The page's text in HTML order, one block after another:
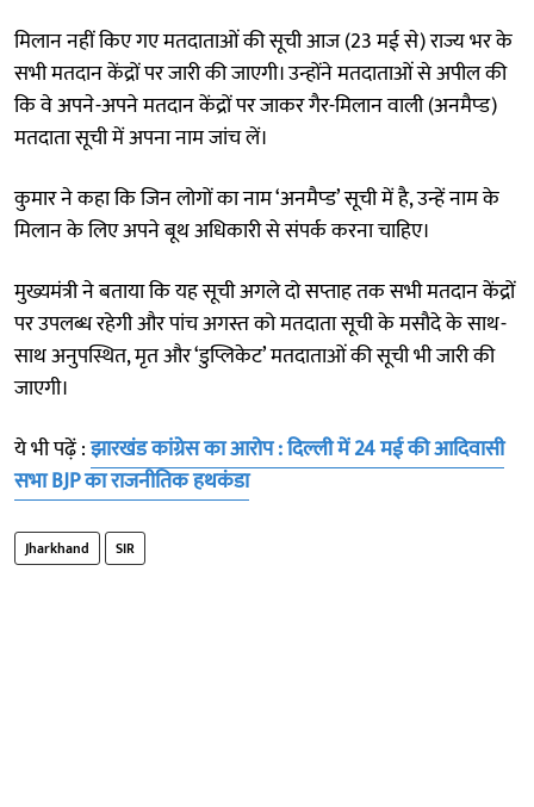
मिलान नहीं किए गए मतदाताओं की सूची आज (23 मई से) राज्य भर के
सभी मतदान केंद्रों पर जारी की जाएगी। उन्होंने मतदाताओं से अपील की
कि वे अपने-अपने मतदान केंद्रों पर जाकर गैर-मिलान वाली (अनमैप्ड)
मतदाता सूची में अपना नाम जांच लें।
कुमार ने कहा कि जिन लोगों का नाम ‘अनमैप्ड’ सूची में है, उन्हें नाम के
मिलान के लिए अपने बूथ अधिकारी से संपर्क करना चाहिए।
मुख्यमंत्री ने बताया कि यह सूची अगले दो सप्ताह तक सभी मतदान केंद्रों
पर उपलब्ध रहेगी और पांच अगस्त को मतदाता सूची के मसौदे के साथ-
साथ अनुपस्थित, मृत और ‘डुप्लिकेट’ मतदाताओं की सूची भी जारी की
जाएगी।
ये भी पढ़ें :झारखंड कांग्रेस का आरोप : दिल्ली में 24 मई की आदिवासी
सभा BJP का राजनीतिक हथकंडा
Jharkhand SIR